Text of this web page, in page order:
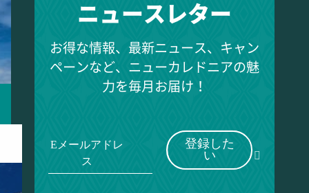
ニュースレター
お得な情報、最新ニュース、キャン
ペーンなど、ニューカレドニアの魅
力を毎月お届け！
Eメールアドレ
ス
登録した
い